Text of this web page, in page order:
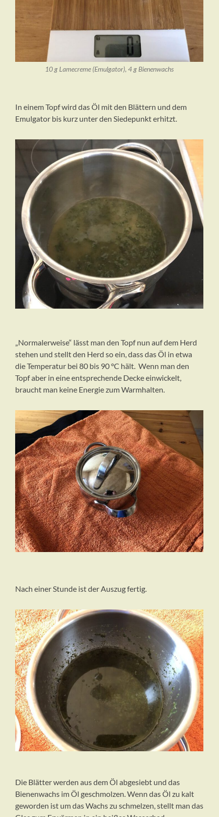
10 g Lamecreme (Emulgator), 4 g Bienenwachs
In einem Topf wird das Öl mit den Blättern und dem
Emulgator bis kurz unter den Siedepunkt erhitzt.
„Normalerweise“ lässt man den Topf nun auf dem Herd
stehen und stellt den Herd so ein, dass das Öl in etwa
die Temperatur bei 80 bis 90 °C hält. Wenn man den
Topf aber in eine entsprechende Decke einwickelt,
braucht man keine Energie zum Warmhalten.
Nach einer Stunde ist der Auszug fertig.
Die Blätter werden aus dem Öl abgesiebt und das
Bienenwachs im Öl geschmolzen. Wenn das Öl zu kalt
geworden ist um das Wachs zu schmelzen, stellt man das